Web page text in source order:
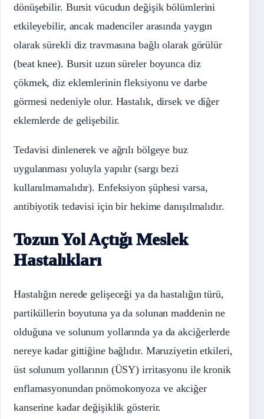
dönüşebilir. Bursit vücudun değişik bölümlerini
etkileyebilir, ancak madenciler arasında yaygın
olarak sürekli diz travmasına bağlı olarak görülür
(beat knee). Bursit uzun süreler boyunca diz
çökmek, diz eklemlerinin fleksiyonu ve darbe
görmesi nedeniyle olur. Hastalık, dirsek ve diğer
eklemlerde de gelişebilir.
Tedavisi dinlenerek ve ağrılı bölgeye buz
uygulanması yoluyla yapılır (sargı bezi
kullanılmamalıdır). Enfeksiyon şüphesi varsa,
antibiyotik tedavisi için bir hekime danışılmalıdır.
Tozun Yol Açtığı Meslek
Hastalıkları
Hastalığın nerede gelişeceği ya da hastalığın türü,
partiküllerin boyutuna ya da solunan maddenin ne
olduğuna ve solunum yollarında ya da akciğerlerde
nereye kadar gittiğine bağlıdır. Maruziyetin etkileri,
üst solunum yollarının (ÜSY) irritasyonu ile kronik
enflamasyonundan pnömokonyoza ve akciğer
kanserine kadar değişiklik gösterir.